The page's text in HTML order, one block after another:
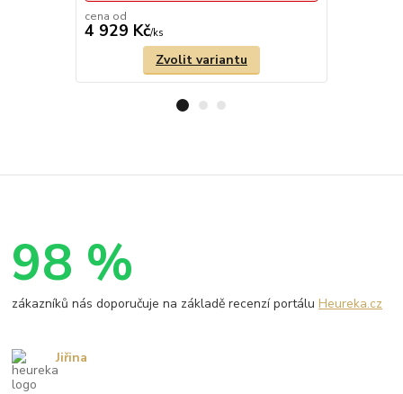
cena od
4 929 Kč/ks
Zvolit variantu
98 %
zákazníků nás doporučuje na základě recenzí portáluHeureka.cz
Jiřina